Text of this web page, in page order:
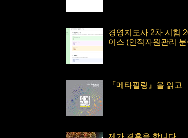
경영지도사 2차 시험
이스 (인적자원관리
『메타필링』을 읽고